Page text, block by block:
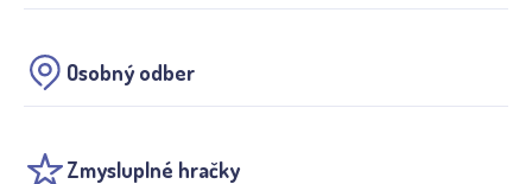
Osobný odber
Zmysluplné hračky